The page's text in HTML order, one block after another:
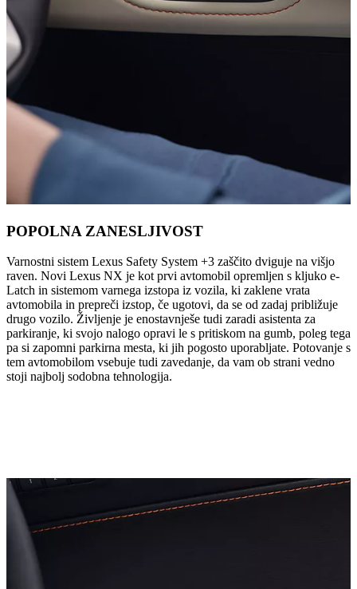
POPOLNA ZANESLJIVOST
Varnostni sistem Lexus Safety System +3 zaščito dviguje na višjo
raven. Novi Lexus NX je kot prvi avtomobil opremljen s kljuko e-
Latch in sistemom varnega izstopa iz vozila, ki zaklene vrata
avtomobila in prepreči izstop, če ugotovi, da se od zadaj približuje
drugo vozilo. Življenje je enostavnješe tudi zaradi asistenta za
parkiranje, ki svojo nalogo opravi le s pritiskom na gumb, poleg tega
pa si zapomni parkirna mesta, ki jih pogosto uporabljate. Potovanje s
tem avtomobilom vsebuje tudi zavedanje, da vam ob strani vedno
stoji najbolj sodobna tehnologija.